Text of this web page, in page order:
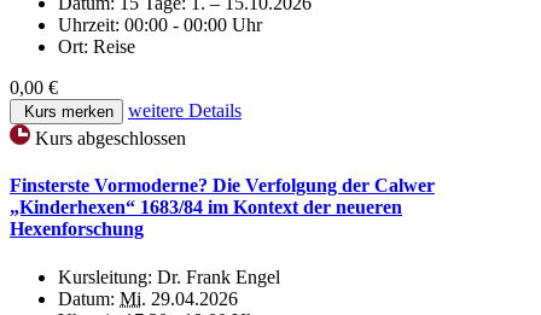
Uhrzeit: 00:00 - 00:00 Uhr
Ort: Reise
0,00 €
Kurs merken
weitere Details
Kurs abgeschlossen
Finsterste Vormoderne? Die Verfolgung der Calwer
„Kinderhexen“ 1683/84 im Kontext der neueren
Hexenforschung
Kursleitung: Dr. Frank Engel
Datum: Mi. 29.04.2026